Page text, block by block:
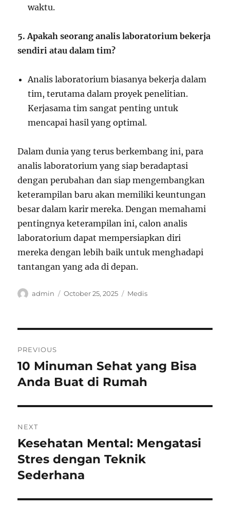
waktu.
5. Apakah seorang analis laboratorium bekerja
sendiri atau dalam tim?
Analis laboratorium biasanya bekerja dalam
tim, terutama dalam proyek penelitian.
Kerjasama tim sangat penting untuk
mencapai hasil yang optimal.
Dalam dunia yang terus berkembang ini, para
analis laboratorium yang siap beradaptasi
dengan perubahan dan siap mengembangkan
keterampilan baru akan memiliki keuntungan
besar dalam karir mereka. Dengan memahami
pentingnya keterampilan ini, calon analis
laboratorium dapat mempersiapkan diri
mereka dengan lebih baik untuk menghadapi
tantangan yang ada di depan.
Author
admin
Posted
October 25, 2025 Categories
Medis
navigation
PREVIOUS
Previous
post:
10 Minuman Sehat yang Bisa
Anda Buat di Rumah
NEXT
Next
post:
Kesehatan Mental: Mengatasi
Stres dengan Teknik
Sederhana